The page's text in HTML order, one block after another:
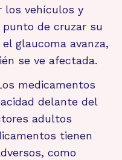
los vehículos y
de cruzar su
glaucoma avanza,
se ve afectada.
medicamentos
delante del
adultos
tienen
como